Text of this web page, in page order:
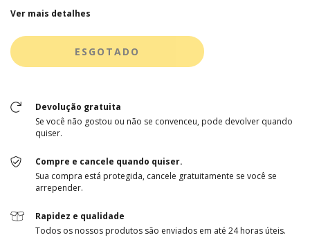
Ver mais detalhes
Devolução gratuita
Se você não gostou ou não se convenceu, pode devolver quando
quiser.
Compre e cancele quando quiser.
Sua compra está protegida, cancele gratuitamente se você se
arrepender.
Rapidez e qualidade
Todos os nossos produtos são enviados em até 24 horas úteis.